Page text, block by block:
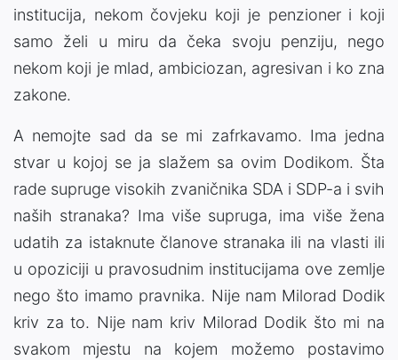
institucija, nekom čovjeku koji je penzioner i koji
samo želi u miru da čeka svoju penziju, nego
nekom koji je mlad, ambiciozan, agresivan i ko zna
zakone.
A nemojte sad da se mi zafrkavamo. Ima jedna
stvar u kojoj se ja slažem sa ovim Dodikom. Šta
rade supruge visokih zvaničnika SDA i SDP-a i svih
naših stranaka? Ima više supruga, ima više žena
udatih za istaknute članove stranaka ili na vlasti ili
u opoziciji u pravosudnim institucijama ove zemlje
nego što imamo pravnika. Nije nam Milorad Dodik
kriv za to. Nije nam kriv Milorad Dodik što mi na
svakom mjestu na kojem možemo postavimo